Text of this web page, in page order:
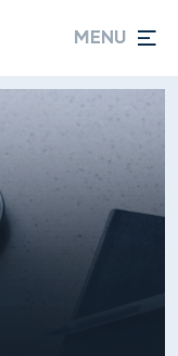
MENU